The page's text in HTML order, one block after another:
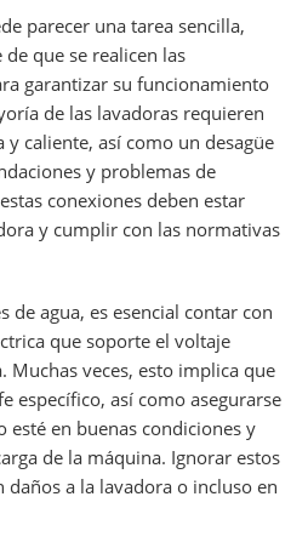
parecer una tarea sencilla,
que se realicen las
garantizar su funcionamiento
de las lavadoras requieren
caliente, así como un desagüe
y problemas de
conexiones deben estar
y cumplir con las normativas
de agua, es esencial contar con
que soporte el voltaje
Muchas veces, esto implica que
específico, así como asegurarse
esté en buenas condiciones y
de la máquina. Ignorar estos
daños a la lavadora o incluso en